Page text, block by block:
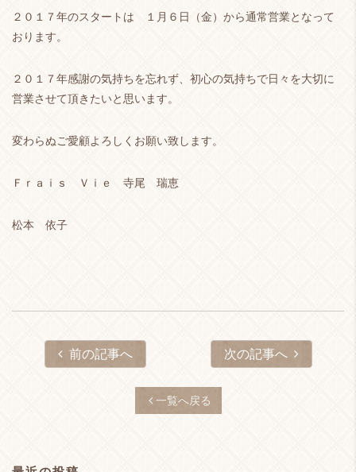
２０１７年のスタートは １月６日（金）から通常営業となって
おります。
２０１７年感謝の気持ちを忘れず、初心の気持ちで日々を大切に
営業させて頂きたいと思います。
変わらぬご愛顧よろしくお願い致します。
Ｆｒａｉｓ Ｖｉｅ 寺尾 瑞恵
松本 依子
前の記事へ 次の記事へ
一覧へ戻る